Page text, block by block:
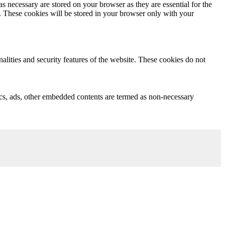
are stored on your browser as they are essential for the
These cookies will be stored in your browser only with your
and security features of the website. These cookies do not
other embedded contents are termed as non-necessary